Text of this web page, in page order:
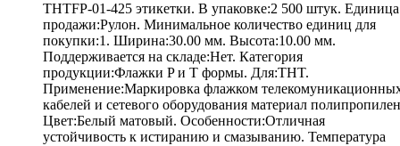
THTFP-01-425 этикетки. В упаковке:2 500 штук. Единица
продажи:Рулон. Минимальное количество единиц для
покупки:1. Ширина:30.00 мм. Высота:10.00 мм.
Поддерживается на складе:Нет. Категория
продукции:Флажки P и T формы. Для:THT.
Применение:Маркировка флажком
кабелей и сетевого оборудования материал
Цвет:Белый матовый. Особенности:Отличная
устойчивость к истиранию и смазыванию. Температура